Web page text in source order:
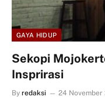
GAYA HIDUP
Sekopi
Insprirasi
By redaksi 24 November